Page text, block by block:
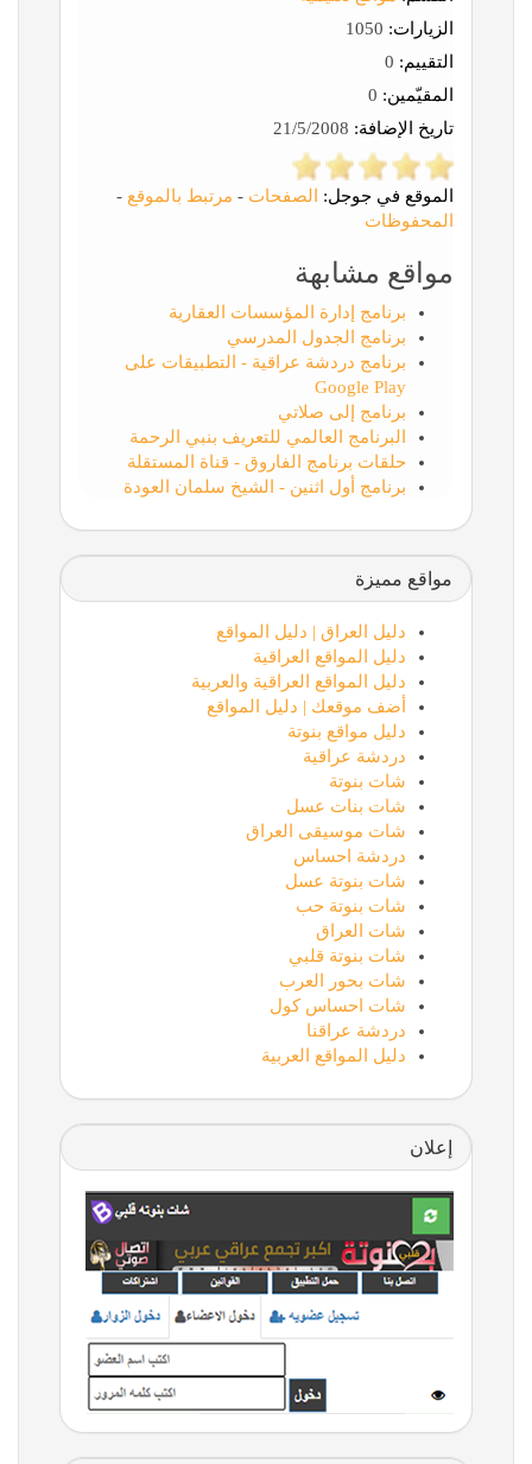
الزيارات:
التقييم:
المقيّمين:
تاريخ الإضافة:
الموقع في جوجل: الصفحات - مرتبط بالموقع -
المحفوظات
مواقع مشابهة
برنامج إدارة المؤسسات العقارية
برنامج الجدول المدرسي
برنامج دردشة عراقية - التطبيقات على
Google Play
برنامج إلى صلاتي
البرنامج العالمي للتعريف بنبي الرحمة
حلقات برنامج الفاروق - قناة المستقلة
برنامج أول اثنين - الشيخ سلمان العودة
مواقع مميزة
دليل العراق | دليل المواقع
دليل المواقع العراقية
دليل المواقع العراقية والعربية
أضف موقعك | دليل المواقع
دليل مواقع بنوتة
دردشة عراقية
شات بنوتة
شات بنات عسل
شات موسيقى العراق
دردشة احساس
شات بنوتة عسل
شات بنوتة حب
شات العراق
شات بنوتة قلبي
شات بحور العرب
شات احساس كول
دردشة عراقنا
دليل المواقع العربية
إعلان